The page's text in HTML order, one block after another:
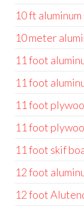
10 ft
10 meter
11 foot
11 foot
11 foot
11 foot
11 foot skif
12 foot
12 foot